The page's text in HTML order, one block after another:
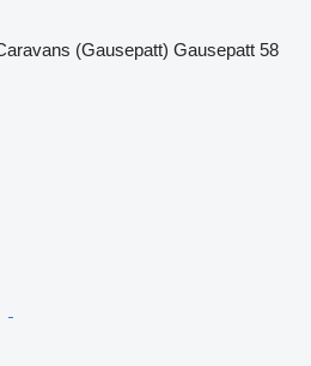
(Gausepatt) Gausepatt 58